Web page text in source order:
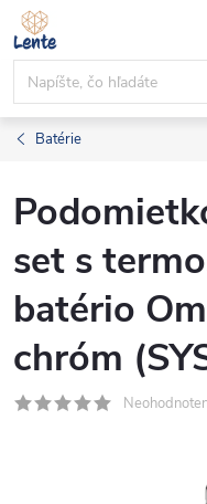
Prejsť
na
obsah
Batérie
set s
batério
chróm